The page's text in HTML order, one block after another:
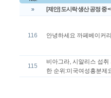
» [제안] 도시락 생산 공정 중
116 안녕하세요 까페베이커
115
비아그라, 시알리스 섭
한 순위:미국여성흥분제